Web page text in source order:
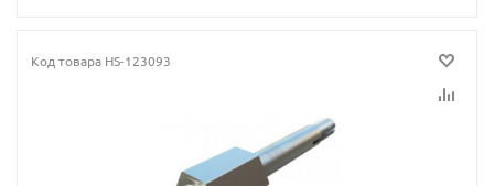
Код товара HS-123093